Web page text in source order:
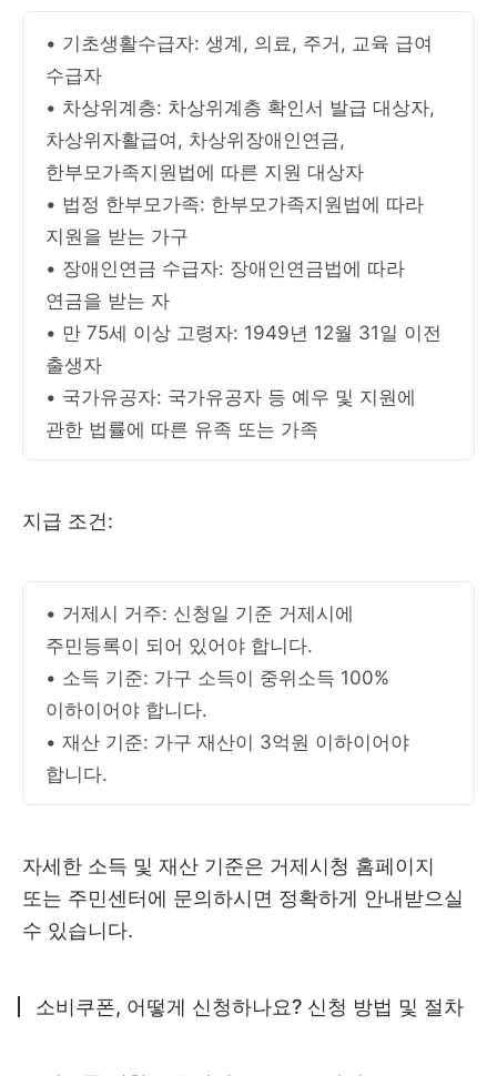
• 기초생활수급자: 생계, 의료, 주거, 교육 급여
수급자
• 차상위계층: 차상위계층 확인서 발급 대상자,
차상위자활급여, 차상위장애인연금,
한부모가족지원법에 따른 지원 대상자
• 법정 한부모가족: 한부모가족지원법에 따라
지원을 받는 가구
• 장애인연금 수급자: 장애인연금법에 따라
연금을 받는 자
• 만 75세 이상 고령자: 1949년 12월 31일 이전
출생자
• 국가유공자: 국가유공자 등 예우 및 지원에
관한 법률에 따른 유족 또는 가족
지급 조건:
• 거제시 거주: 신청일 기준 거제시에
주민등록이 되어 있어야 합니다.
• 소득 기준: 가구 소득이 중위소득 100%
이하이어야 합니다.
• 재산 기준: 가구 재산이 3억원 이하이어야
합니다.
자세한 소득 및 재산 기준은 거제시청 홈페이지
또는 주민센터에 문의하시면 정확하게 안내받으실
수 있습니다.
소비쿠폰, 어떻게 신청하나요? 신청 방법 및 절차